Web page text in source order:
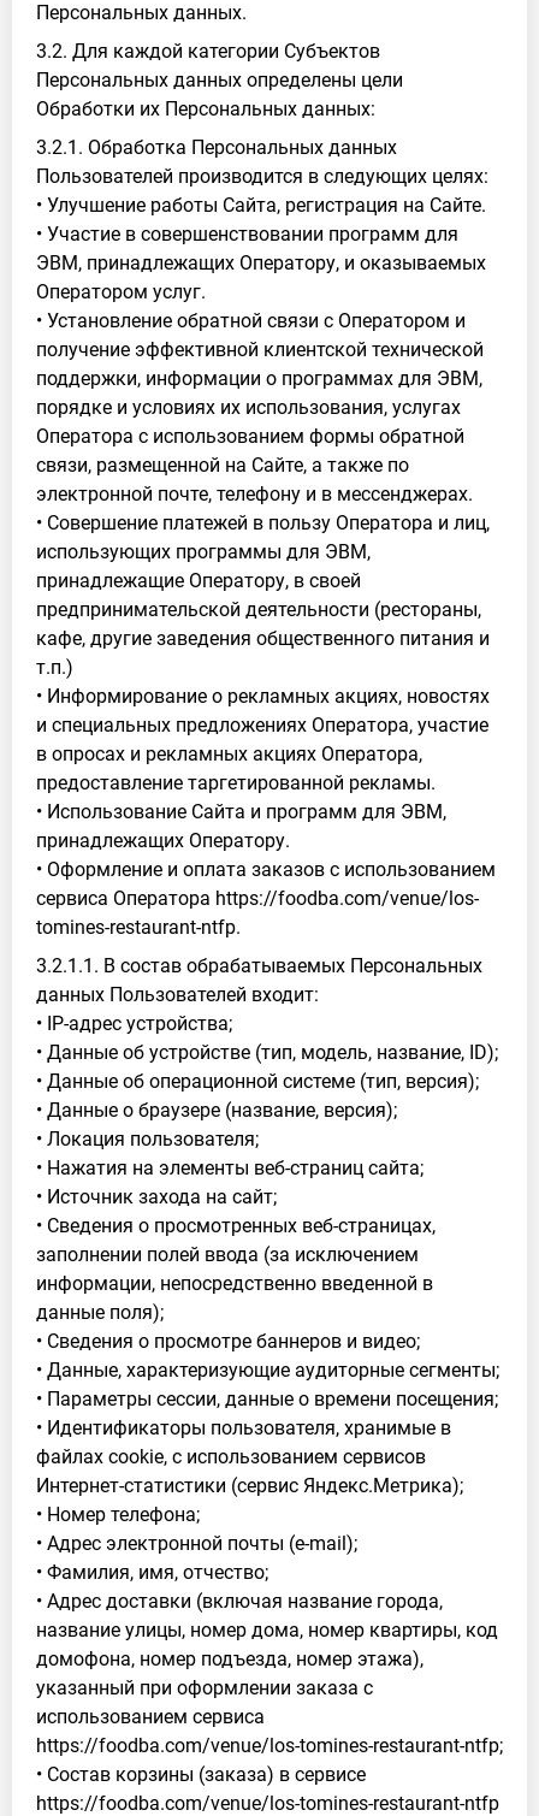
Персональных данных.
3.2. Для каждой категории Субъектов
Персональных данных определены цели
Обработки их Персональных данных:
3.2.1. Обработка Персональных данных
Пользователей производится в следующих целях:
• Улучшение работы Сайта, регистрация на Сайте.
• Участие в совершенствовании программ для
ЭВМ, принадлежащих Оператору, и оказываемых
Оператором услуг.
• Установление обратной связи с Оператором и
получение эффективной клиентской технической
поддержки, информации о программах для ЭВМ,
порядке и условиях их использования, услугах
Оператора с использованием формы обратной
связи, размещенной на Сайте, а также по
электронной почте, телефону и в мессенджерах.
• Совершение платежей в пользу Оператора и лиц,
использующих программы для ЭВМ,
принадлежащие Оператору, в своей
предпринимательской деятельности (рестораны,
кафе, другие заведения общественного питания и
т.п.)
• Информирование о рекламных акциях, новостях
и специальных предложениях Оператора, участие
в опросах и рекламных акциях Оператора,
предоставление таргетированной рекламы.
• Использование Сайта и программ для ЭВМ,
принадлежащих Оператору.
• Оформление и оплата заказов с использованием
сервиса Оператора https://foodba.com/venue/los-
tomines-restaurant-ntfp.
3.2.1.1. В состав обрабатываемых Персональных
данных Пользователей входит:
• IP-адрес устройства;
• Данные об устройстве (тип, модель, название, ID);
• Данные об операционной системе (тип, версия);
• Данные о браузере (название, версия);
• Локация пользователя;
• Нажатия на элементы веб-страниц сайта;
• Источник захода на сайт;
• Сведения о просмотренных веб-страницах,
заполнении полей ввода (за исключением
информации, непосредственно введенной в
данные поля);
• Сведения о просмотре баннеров и видео;
• Данные, характеризующие аудиторные сегменты;
• Параметры сессии, данные о времени посещения;
• Идентификаторы пользователя, хранимые в
файлах cookie, с использованием сервисов
Интернет-статистики (сервис Яндекс.Метрика);
• Номер телефона;
• Адрес электронной почты (e-mail);
• Фамилия, имя, отчество;
• Адрес доставки (включая название города,
название улицы, номер дома, номер квартиры, код
домофона, номер подъезда, номер этажа),
указанный при оформлении заказа с
использованием сервиса
https://foodba.com/venue/los-tomines-restaurant-ntfp;
• Состав корзины (заказа) в сервисе
https://foodba.com/venue/los-tomines-restaurant-ntfp